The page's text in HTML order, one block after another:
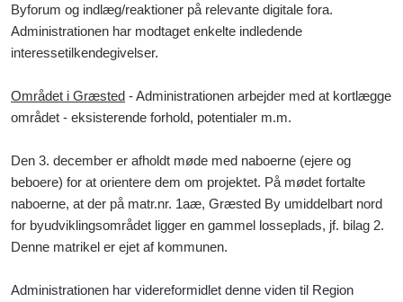
Byforum og indlæg/reaktioner på relevante digitale fora.
Administrationen har modtaget enkelte indledende
interessetilkendegivelser.
Området i Græsted -Administrationen arbejder med at kortlægge
området - eksisterende forhold, potentialer m.m.
Den 3. december er afholdt møde med naboerne (ejere og
beboere) for at orientere dem om projektet. På mødet fortalte
naboerne, at der på matr.nr. 1aæ, Græsted By umiddelbart nord
for byudviklingsområdet ligger en gammel losseplads, jf. bilag 2.
Denne matrikel er ejet af kommunen.
Administrationen har videreformidlet denne viden til Region